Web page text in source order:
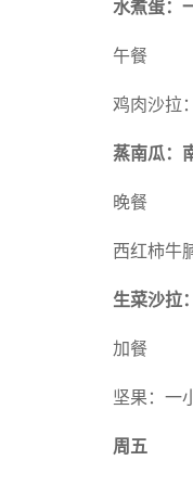
水煮蛋：
午餐
鸡肉沙拉
蒸南瓜：
晚餐
西红柿牛
生菜沙拉
加餐
坚果：一
周五